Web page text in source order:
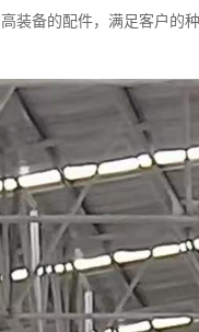
装备的配件，满足客户的